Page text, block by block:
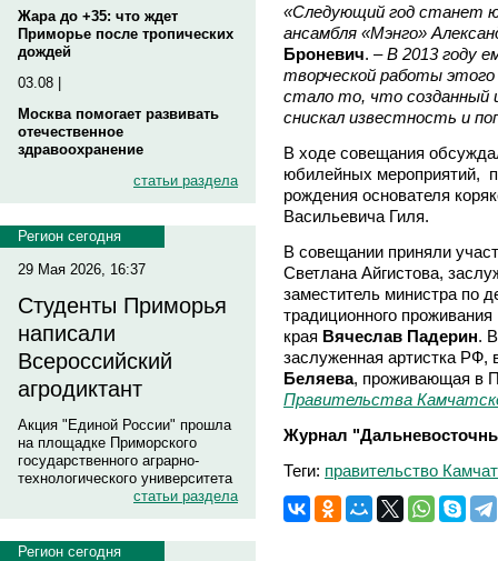
Жара до +35: что ждет
Приморье после тропических
дождей
03.08 |
Москва помогает развивать
отечественное
здравоохранение
статьи раздела
Регион сегодня
29 Мая 2026, 16:37
Студенты Приморья
написали
Всероссийский
агродиктант
Акция "Единой России" прошла
на площадке Приморского
государственного аграрно-
технологического университета
статьи раздела
Регион сегодня
«Следующий год станет
ансамбля «Мэнго»
Броневич. –В 2013 году
творческой работы этого
стало то, что созданный
снискал известность и
В ходе совещания
юбилейных мероприятий,
рождения основателя
Васильевича Гиля.
В совещании приняли
Светлана Айгистова,
заместитель министра по
традиционного
края Вячеслав Падерин.
заслуженная артистка РФ,
Беляева, проживающая в
Правительства
Журнал
Теги: правительство